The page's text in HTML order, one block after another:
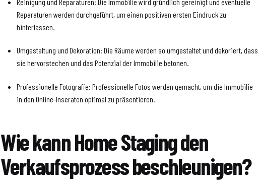
Reparaturen werden durchgeführt, um einen positiven ersten Eindruck zu
hinterlassen.
Umgestaltung und Dekoration: Die Räume werden so umgestaltet und dekoriert, dass
sie hervorstechen und das Potenzial der Immobilie betonen.
Professionelle Fotografie: Professionelle Fotos werden gemacht, um die Immobilie
in den Online-Inseraten optimal zu präsentieren.
Wie kann Home Staging den
Verkaufsprozess beschleunigen?